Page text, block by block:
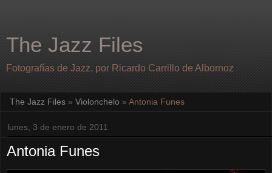
The Jazz Files
Fotografías de Jazz, por Ricardo Carrillo de Albornoz
The Jazz Files » Violonchelo » Antonia Funes
lunes, 3 de enero de 2011
Antonia Funes